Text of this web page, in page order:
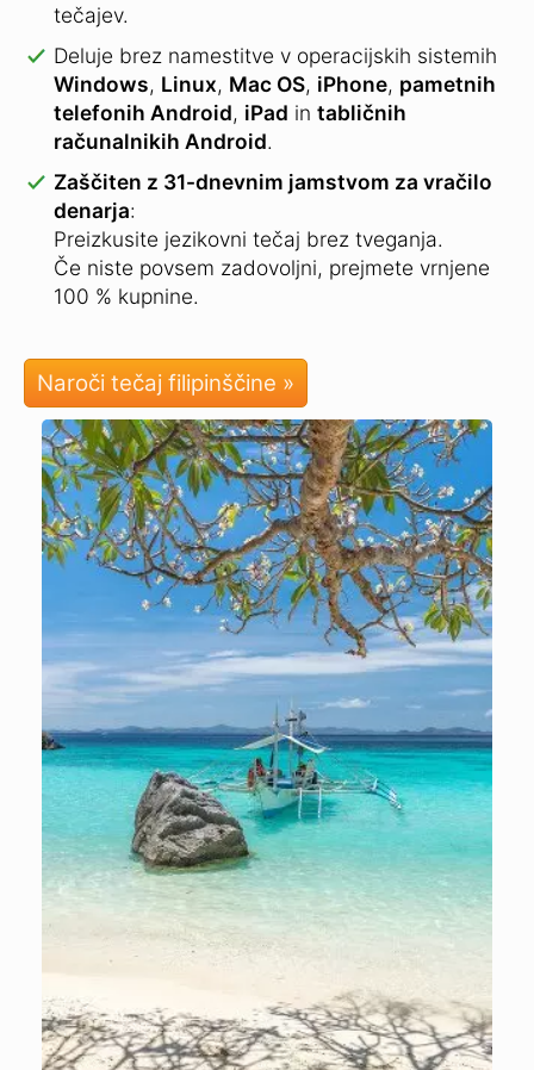
tečajev.
Deluje brez namestitve v operacijskih sistemih
Windows, Linux, Mac OS, iPhone, pametnih
telefonih Android, iPad in tabličnih
računalnikih Android.
Zaščiten z 31-dnevnim jamstvom za vračilo
denarja:
Preizkusite jezikovni tečaj brez tveganja.
Če niste povsem zadovoljni, prejmete vrnjene
100 % kupnine.
Naroči tečaj filipinščine »